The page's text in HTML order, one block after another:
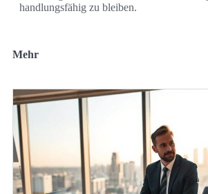
handlungsfähig zu bleiben.
Mehr